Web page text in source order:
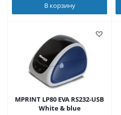
В корзину
MPRINT LP80 EVA RS232-USB
White & blue